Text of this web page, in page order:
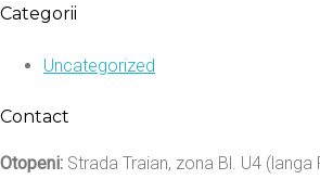
Categorii
Uncategorized
Contact
Otopeni: Strada Traian, zona Bl. U4 (langa